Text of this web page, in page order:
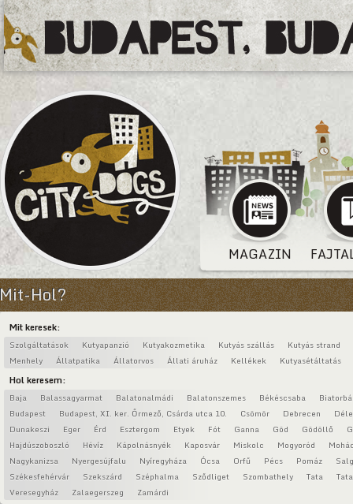
MAGAZIN
Mit-Hol?
Mit keresek:
Szolgáltatások Kutyapanzió Kutyakozmetika Kutyás szállás
Kutyás strand
Menhely
Állatpatika Állatorvos Állati áruház Kellékek Kutyasétáltatás
Hol keresem:
Baja Balassagyarmat Balatonalmádi Balatonszemes Békéscsaba
Budapest
Budapest, XI. ker. Őrmező, Csárda utca 10. Csömör Debrecen
Dunakeszi
Eger Érd Esztergom Etyek Fót Ganna Göd Gödöllő
Hajdúszoboszló
Hévíz Kápolnásnyék Kaposvár Miskolc Mogyoród
Nagykanizsa
Nyergesújfalu Nyíregyháza Ócsa Orfű Pécs Pomáz
Székesfehérvár
Szekszárd Széphalma Sződliget Szombathely Tata
Veresegyház
Zalaegerszeg Zamárdi